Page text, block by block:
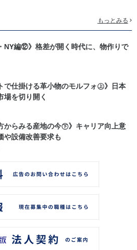
もっとみる
NY編⑫》格差が開く時代に、物作りで
で仕掛ける革小物のモルフォ㊤》日本
場を切り開く
からみる産地の今㊦》キャリア向上意
設備改善要求も